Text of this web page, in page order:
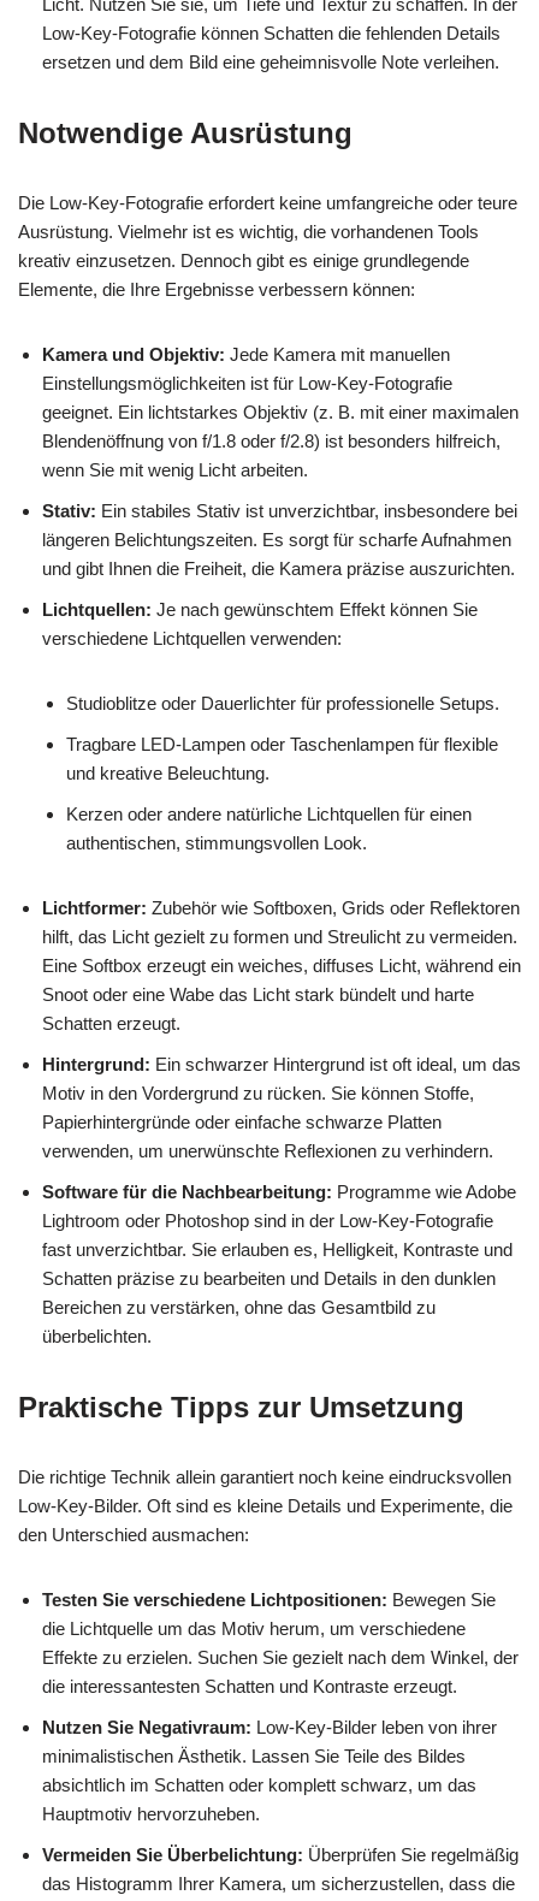
Licht. Nutzen Sie sie, um Tiefe und Textur zu schaffen. In der
Low-Key-Fotografie können Schatten die fehlenden Details
ersetzen und dem Bild eine geheimnisvolle Note verleihen.
Notwendige Ausrüstung
Die Low-Key-Fotografie erfordert keine umfangreiche oder teure
Ausrüstung. Vielmehr ist es wichtig, die vorhandenen Tools
kreativ einzusetzen. Dennoch gibt es einige grundlegende
Elemente, die Ihre Ergebnisse verbessern können:
Kamera und Objektiv: Jede Kamera mit manuellen
Einstellungsmöglichkeiten ist für Low-Key-Fotografie
geeignet. Ein lichtstarkes Objektiv (z. B. mit einer maximalen
Blendenöffnung von f/1.8 oder f/2.8) ist besonders hilfreich,
wenn Sie mit wenig Licht arbeiten.
Stativ: Ein stabiles Stativ ist unverzichtbar, insbesondere bei
längeren Belichtungszeiten. Es sorgt für scharfe Aufnahmen
und gibt Ihnen die Freiheit, die Kamera präzise auszurichten.
Lichtquellen: Je nach gewünschtem Effekt können Sie
verschiedene Lichtquellen verwenden:
Studioblitze oder Dauerlichter für professionelle Setups.
Tragbare LED-Lampen oder Taschenlampen für flexible
und kreative Beleuchtung.
Kerzen oder andere natürliche Lichtquellen für einen
authentischen, stimmungsvollen Look.
Lichtformer: Zubehör wie Softboxen, Grids oder Reflektoren
hilft, das Licht gezielt zu formen und Streulicht zu vermeiden.
Eine Softbox erzeugt ein weiches, diffuses Licht, während ein
Snoot oder eine Wabe das Licht stark bündelt und harte
Schatten erzeugt.
Hintergrund: Ein schwarzer Hintergrund ist oft ideal, um das
Motiv in den Vordergrund zu rücken. Sie können Stoffe,
Papierhintergründe oder einfache schwarze Platten
verwenden, um unerwünschte Reflexionen zu verhindern.
Software für die Nachbearbeitung: Programme wie Adobe
Lightroom oder Photoshop sind in der Low-Key-Fotografie
fast unverzichtbar. Sie erlauben es, Helligkeit, Kontraste und
Schatten präzise zu bearbeiten und Details in den dunklen
Bereichen zu verstärken, ohne das Gesamtbild zu
überbelichten.
Praktische Tipps zur Umsetzung
Die richtige Technik allein garantiert noch keine eindrucksvollen
Low-Key-Bilder. Oft sind es kleine Details und Experimente, die
den Unterschied ausmachen:
Testen Sie verschiedene Lichtpositionen: Bewegen Sie
die Lichtquelle um das Motiv herum, um verschiedene
Effekte zu erzielen. Suchen Sie gezielt nach dem Winkel, der
die interessantesten Schatten und Kontraste erzeugt.
Nutzen Sie Negativraum: Low-Key-Bilder leben von ihrer
minimalistischen Ästhetik. Lassen Sie Teile des Bildes
absichtlich im Schatten oder komplett schwarz, um das
Hauptmotiv hervorzuheben.
Vermeiden Sie Überbelichtung: Überprüfen Sie regelmäßig
das Histogramm Ihrer Kamera, um sicherzustellen, dass die